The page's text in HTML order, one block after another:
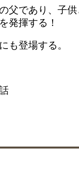
父であり、子
発揮する！
も登場する。